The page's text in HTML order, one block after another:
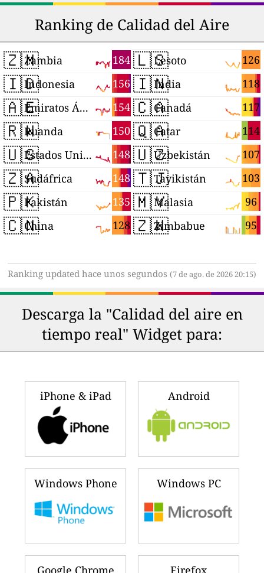
Ranking de Calidad del Aire
🇿🇲 184
Zambia
🇮🇩 156
Indonesia
🇦🇪 154
Emiratos Árabes Unidos
🇷🇼 150
Ruanda
🇺🇸 148
Estados Unidos
🇿🇦 148
Sudáfrica
🇵🇰 135
Pakistán
🇨🇳 128
China
🇱🇸 126
Lesoto
🇮🇳 118
India
🇨🇦 117
Canadá
🇶🇦 114
Catar
🇺🇿 107
Uzbekistán
🇹🇯 103
Tayikistán
🇲🇾 96
Malasia
🇿🇼 95
Zimbabue
Ranking updated hace unos segundos (7 de ago. de 2026 20:15)
Descarga la "Calidad del aire en
tiempo real" Widget para:
iPhone & iPad Android
Windows Phone Windows PC
Google Chrome Firefox